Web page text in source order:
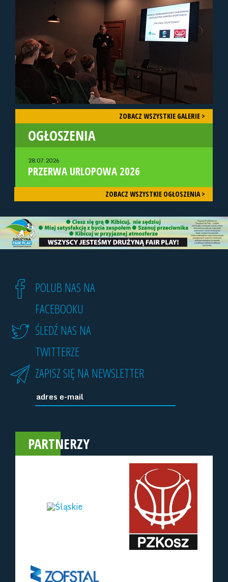
ZOBACZ WSZYSTKIE GALERIE >
OGŁOSZENIA
28.07.2026
PRZERWA URLOPOWA 2026
ZOBACZ WSZYSTKIE OGŁOSZENIA >
POLUB NAS NA
FACEBOOKU
ŚLEDŹ NAS NA
TWITTERZE
ZAPISZ SIĘ NA NEWSLETTER
PARTNERZY